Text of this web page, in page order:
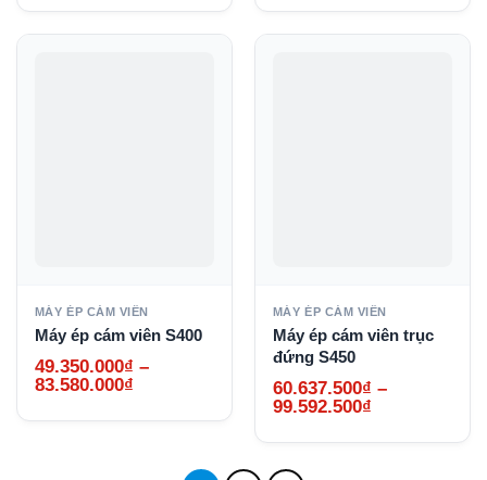
từ
28.665.000₫
từ
38.325.000₫
MÁY ÉP CÁM VIÊN
Máy ép cám viên S400
49.350.000₫ –
83.580.000₫Khoảng
từ
83.580.000₫
MÁY ÉP CÁM VIÊN
Máy ép cám viên trục
đứng S450
60.637.500₫ –
99.592.500₫Khoảng
từ